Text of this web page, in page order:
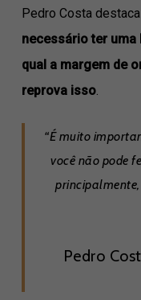
Pedro Costa
necessário ter uma
qual a margem de
reprova isso.
“É muito
você não pode
Pedro